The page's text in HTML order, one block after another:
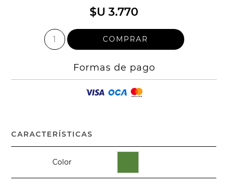
$U 3.770
Formas de pago
CARACTERÍSTICAS
Color